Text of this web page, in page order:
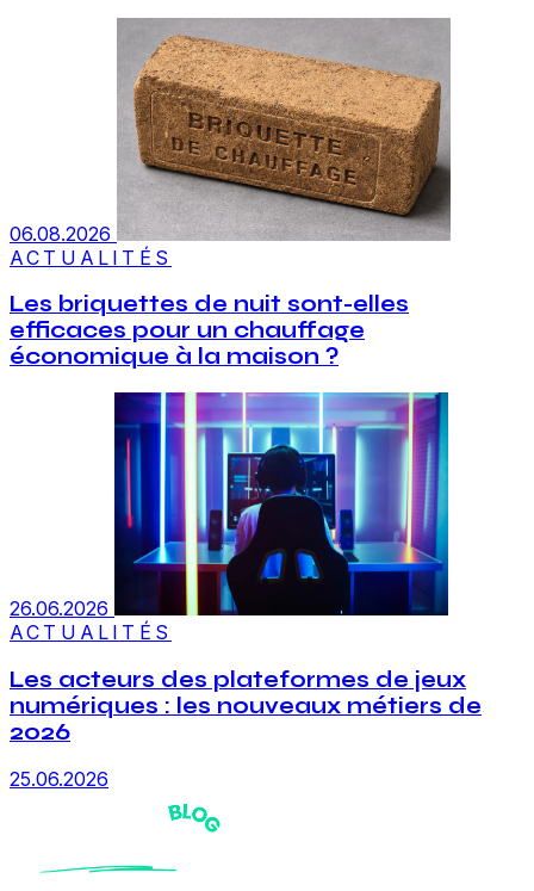
06.08.2026
ACTUALITÉS
Les briquettes de nuit sont-elles
efficaces pour un chauffage
économique à la maison ?
26.06.2026
ACTUALITÉS
Les acteurs des plateformes de jeux
numériques : les nouveaux métiers de
2026
25.06.2026